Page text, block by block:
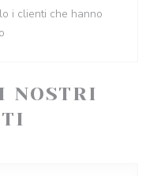
NOSTRI
i clienti che hanno